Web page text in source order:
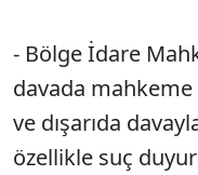
- Bölge İdare
davada mahkeme
ve dışarıda
özellikle suç